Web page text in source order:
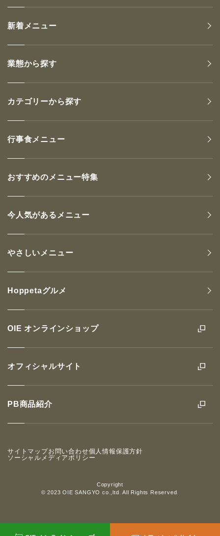
OIE オンラインショップ
オフィシャルサイト
PB商品紹介
新着メニュー
業態から探す
カテゴリーから探す
行事食メニュー
おすすめのメニュー特集
今人気があるメニュー
やさしいメニュー
Hoppetaグルメ
Copyright
© 2023 OIE SANGYO co.,ltd. All Rights Reserved.
サイトマップお問い合わせ個人情報保護方針
ソーシャルメディアポリシー